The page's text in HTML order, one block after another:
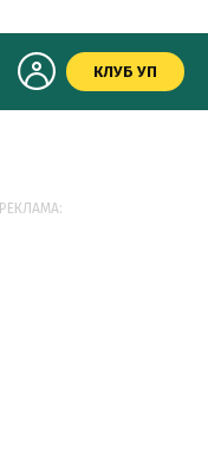
КЛУБ УП
РЕКЛАМА: